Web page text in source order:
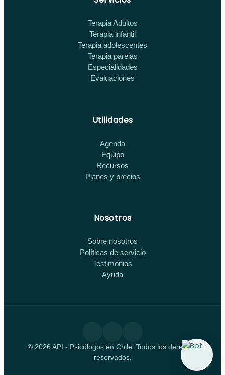
Terapia Adultos
Terapia infantil
Terapia adolescentes
Terapia parejas
Especialidades
Evaluaciones
Utilidades
Agenda
Equipo
Recursos
Planes y precios
Nosotros
Sobre nosotros
Políticas de servicio
Testimonios
Ayuda
© 2026 API - Psicólogos en Chile. Todos los derechos
reservados.